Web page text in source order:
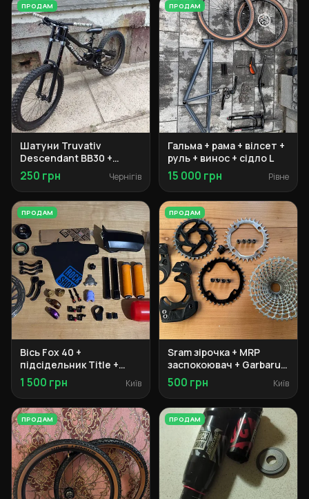
ПРОДАМ
Шатуни Truvativ
Descendant BB30 +
сідло Kench BSD Pivotal
+ винос Spank +
перемикач Shimano +
касета + ротори +
колеса M
250 грн Чернігів
ПРОДАМ
Гальма + рама + вілсет +
руль + винос + сідло L
15 000 грн Рівне
ПРОДАМ
Вісь Fox 40 +
підсідельник Title +
грипси Ergon + ручки
SRAM Maven
1 500 грн Київ
ПРОДАМ
Sram зірочка + MRP
заспокоювач + Garbaruk
касета + Burgtec педалі
500 грн Київ
ПРОДАМ ПРОДАМ